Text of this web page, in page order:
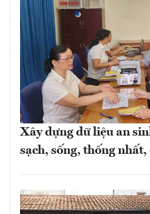
Xây dựng dữ liệu an
sạch, sống, thống